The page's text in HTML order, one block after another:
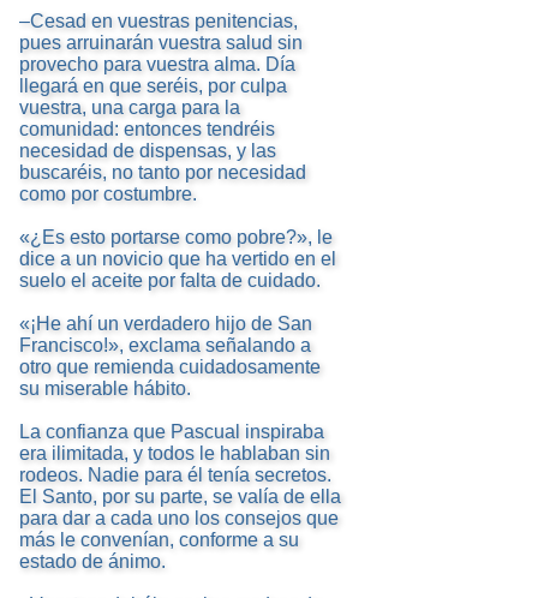
–Cesad en vuestras penitencias,
pues arruinarán vuestra salud sin
provecho para vuestra alma. Día
llegará en que seréis, por culpa
vuestra, una carga para la
comunidad: entonces tendréis
necesidad de dispensas, y las
buscaréis, no tanto por necesidad
como por costumbre.
«¿Es esto portarse como pobre?», le
dice a un novicio que ha vertido en el
suelo el aceite por falta de cuidado.
«¡He ahí un verdadero hijo de San
Francisco!», exclama señalando a
otro que remienda cuidadosamente
su miserable hábito.
La confianza que Pascual inspiraba
era ilimitada, y todos le hablaban sin
rodeos. Nadie para él tenía secretos.
El Santo, por su parte, se valía de ella
para dar a cada uno los consejos que
más le convenían, conforme a su
estado de ánimo.